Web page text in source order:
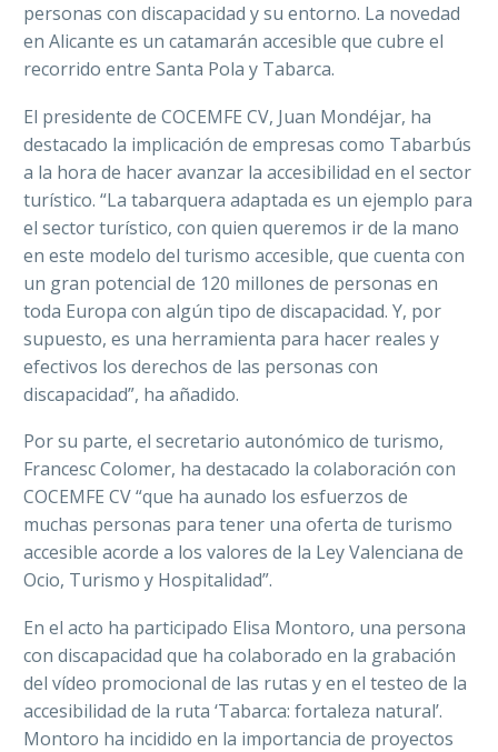
personas con discapacidad y su entorno. La novedad
en Alicante es un catamarán accesible que cubre el
recorrido entre Santa Pola y Tabarca.
El presidente de COCEMFE CV, Juan Mondéjar, ha
destacado la implicación de empresas como Tabarbús
a la hora de hacer avanzar la accesibilidad en el sector
turístico. “La tabarquera adaptada es un ejemplo para
el sector turístico, con quien queremos ir de la mano
en este modelo del turismo accesible, que cuenta con
un gran potencial de 120 millones de personas en
toda Europa con algún tipo de discapacidad. Y, por
supuesto, es una herramienta para hacer reales y
efectivos los derechos de las personas con
discapacidad”, ha añadido.
Por su parte, el secretario autonómico de turismo,
Francesc Colomer, ha destacado la colaboración con
COCEMFE CV “que ha aunado los esfuerzos de
muchas personas para tener una oferta de turismo
accesible acorde a los valores de la Ley Valenciana de
Ocio, Turismo y Hospitalidad”.
En el acto ha participado Elisa Montoro, una persona
con discapacidad que ha colaborado en la grabación
del vídeo promocional de las rutas y en el testeo de la
accesibilidad de la ruta ‘Tabarca: fortaleza natural’.
Montoro ha incidido en la importancia de proyectos